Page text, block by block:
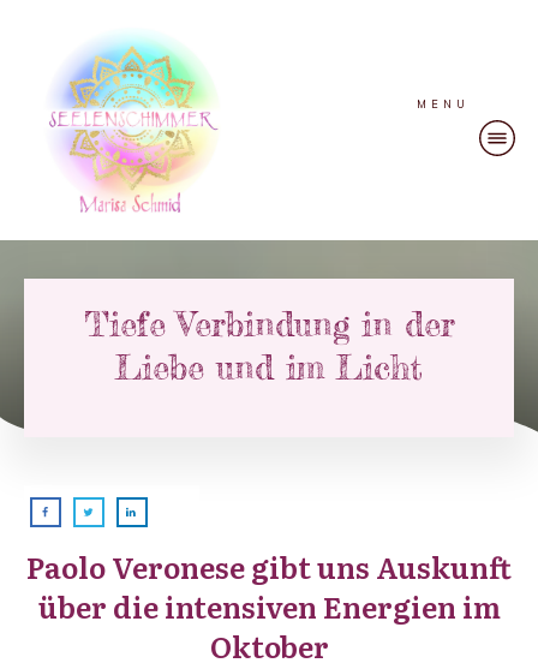
MENU
Tiefe Verbindung in der
Liebe und im Licht
Paolo Veronese gibt uns Auskunft
über die intensiven Energien im
Oktober